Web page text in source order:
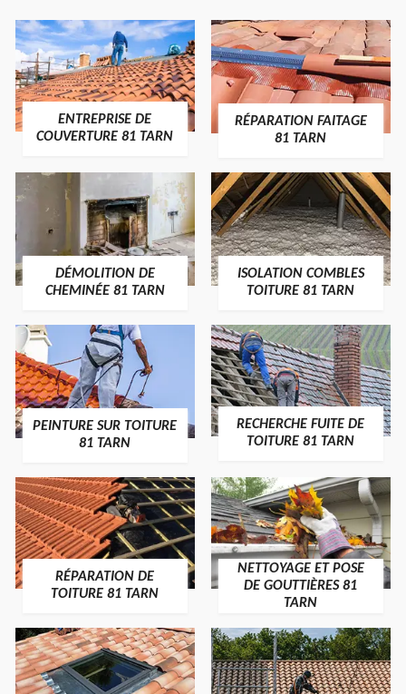
ENTREPRISE DE
COUVERTURE 81 TARN
RÉPARATION FAITAGE
81 TARN
DÉMOLITION DE
CHEMINÉE 81 TARN
ISOLATION COMBLES
TOITURE 81 TARN
PEINTURE SUR TOITURE
81 TARN
RECHERCHE FUITE DE
TOITURE 81 TARN
RÉPARATION DE
TOITURE 81 TARN
NETTOYAGE ET POSE
DE GOUTTIÈRES 81
TARN